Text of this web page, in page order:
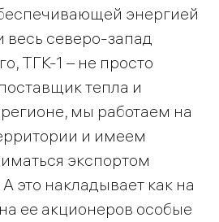
энергией
весь северо-запад
ТГК-1 – не просто
тепла и
мы работаем на
и имеем
экспортом
это накладывает как на
ее акционеров особые